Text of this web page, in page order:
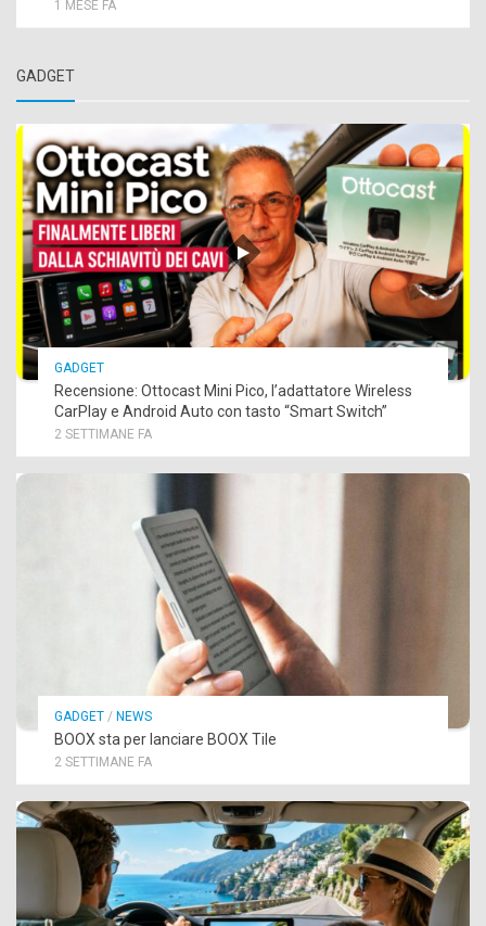
1 MESE FA
GADGET
GADGET
Recensione: Ottocast Mini Pico, l’adattatore Wireless
CarPlay e Android Auto con tasto “Smart Switch”
2 SETTIMANE FA
GADGET / NEWS
BOOX sta per lanciare BOOX Tile
2 SETTIMANE FA